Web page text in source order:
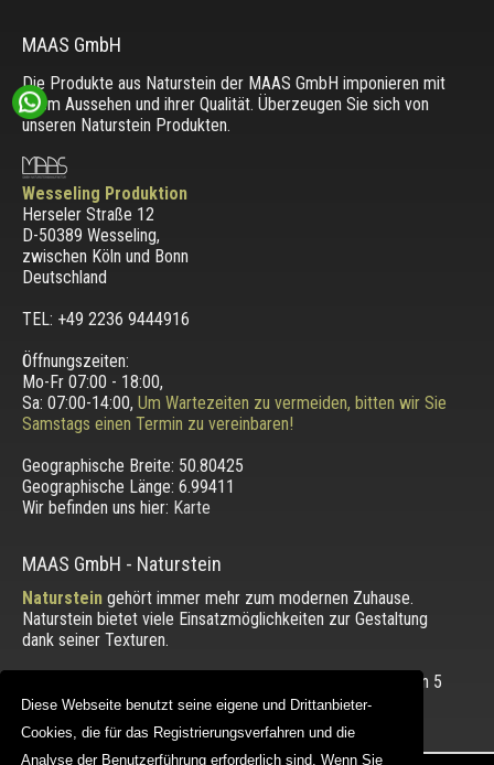
Diese Webseite benutzt seine eigene und Drittanbieter-
Cookies, die für das Registrierungsverfahren und die
Analyse der Benutzerführung erforderlich sind. Wenn Sie
Diese Webseite benutzt seine eigene und Drittanbieter-
Cookies, die für das Registrierungsverfahren und die
Analyse der Benutzerführung erforderlich sind. Wenn Sie
MAAS GmbH
Die Produkte aus Naturstein der MAAS GmbH imponieren mit
ihrem Aussehen und ihrer Qualität. Überzeugen Sie sich von
unseren Naturstein Produkten.
Wesseling Produktion
Herseler Straße 12
D-50389 Wesseling,
zwischen Köln und Bonn
Deutschland
TEL: +49 2236 9444916
Öffnungszeiten:
Mo-Fr 07:00 - 18:00,
Sa: 07:00-14:00, Um Wartezeiten zu vermeiden, bitten wir Sie
Samstags einen Termin zu vereinbaren!
Geographische Breite: 50.80425
Geographische Länge: 6.99411
Wir befinden uns hier: Karte
MAAS GmbH - Naturstein
Natursteingehört immer mehr zum modernen Zuhause.
Naturstein bietet viele Einsatzmöglichkeiten zur Gestaltung
dank seiner Texturen.
Die Bewertung unserer Kunden mit einem Durchschnitt von 5
von 5 Punkten.